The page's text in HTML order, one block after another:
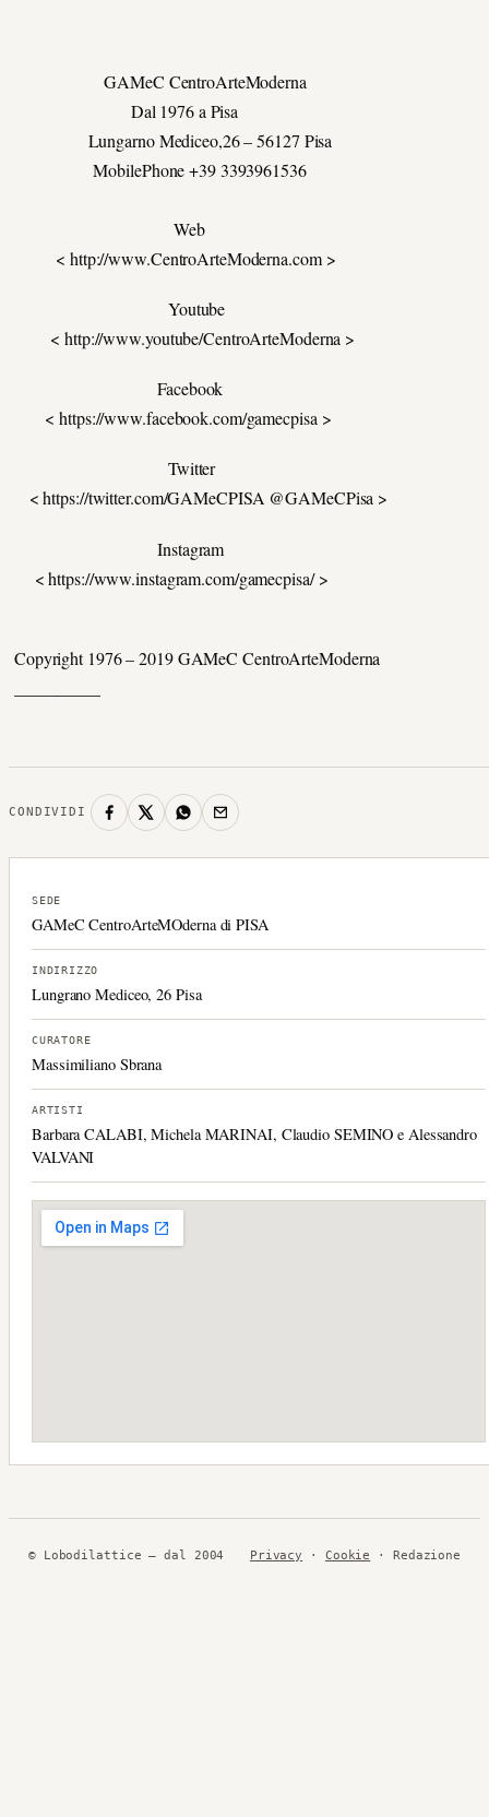
GAMeC CentroArteModerna
Dal 1976 a Pisa
Lungarno Mediceo,26 – 56127 Pisa
MobilePhone +39 3393961536
Web
< http://www.CentroArteModerna.com >
Youtube
< http://www.youtube/CentroArteModerna >
Facebook
< https://www.facebook.com/gamecpisa >
Twitter
< https://twitter.com/GAMeCPISA @GAMeCPisa >
Instagram
< https://www.instagram.com/gamecpisa/ >
Copyright 1976 – 2019 GAMeC CentroArteModerna
CONDIVIDI
SEDE
GAMeC CentroArteMOderna di PISA
INDIRIZZO
Lungrano Mediceo, 26 Pisa
CURATORE
Massimiliano Sbrana
ARTISTI
Barbara CALABI, Michela MARINAI, Claudio SEMINO e Alessandro
VALVANI
© Lobodilattice — dal 2004 Privacy · Cookie · Redazione